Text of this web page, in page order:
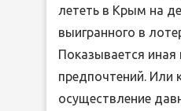
лететь в Крым на
выигранного в
Показывается
предпочтений. Или
осуществление